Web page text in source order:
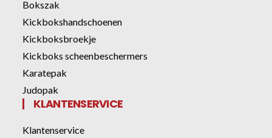
Bokszak
Kickbokshandschoenen
Kickboksbroekje
Kickboks scheenbeschermers
Karatepak
Judopak
KLANTENSERVICE
Klantenservice